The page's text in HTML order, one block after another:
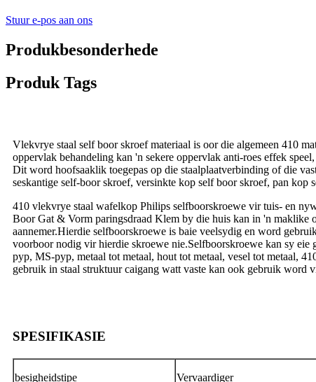
Stuur e-pos aan ons
Produkbesonderhede
Produk Tags
Vlekvrye staal self boor skroef materiaal is oor die algemeen 410
oppervlak behandeling kan 'n sekere oppervlak anti-roes effek
Dit word hoofsaaklik toegepas op die staalplaatverbinding of die
seskantige self-boor skroef, versinkte kop self boor skroef, pan kop
410 vlekvrye staal wafelkop Philips selfboorskroewe vir tuis- en
Boor Gat & Vorm paringsdraad Klem by die huis kan in 'n maklike
aannemer.Hierdie selfboorskroewe is baie veelsydig en word
voorboor nodig vir hierdie skroewe nie.Selfboorskroewe kan sy
pyp, MS-pyp, metaal tot metaal, hout tot metaal, vesel tot metaal,
gebruik in staal struktuur caigang watt vaste kan ook gebruik word
SPESIFIKASIE
besigheidstipe Vervaardiger